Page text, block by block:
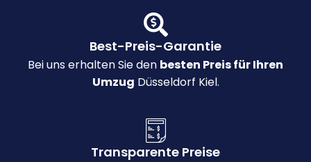
Best-Preis-Garantie
Bei uns erhalten Sie den besten Preis für Ihren
Umzug Düsseldorf Kiel.
Transparente Preise